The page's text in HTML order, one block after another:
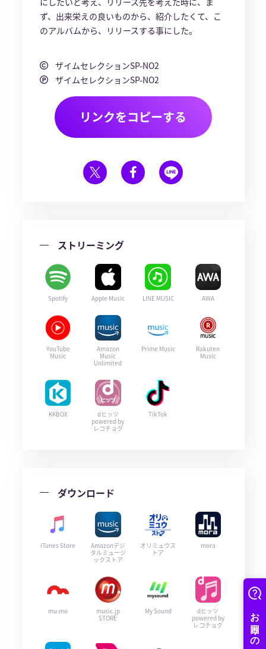
ず、出来栄えの良いものから、紹介したくて、こ
のアルバムから、リリースする事にした。
ザイムセレクションSP-NO2
ザイムセレクションSP-NO2
リンクをコピーする
ストリーミング
Spotify Apple Music LINE MUSIC AWA
YouTube
Music
Amazon
Music
Unlimited
Prime Music
Rakuten
Music
KKBOX
dヒッツ
powered by
レコチョク
TikTok
ダウンロード
iTunes Store
Amazonデジ
タルミュージ
ックストア
オリミュウス
トア
mora
mu-mo
music.jp
STORE
My Sound
dヒッツ
powered by
レコチョク